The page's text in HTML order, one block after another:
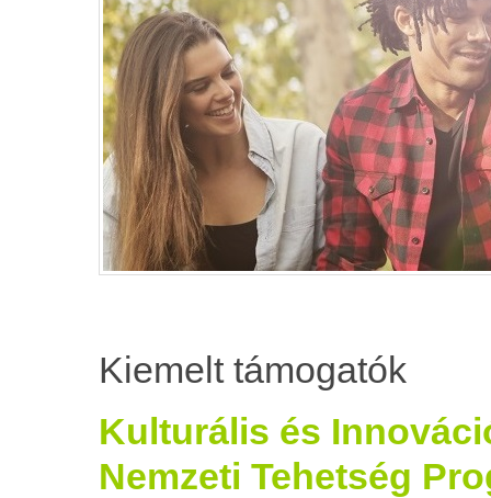
Kiemelt támogatók
Kulturális és
Nemzeti Tehetség